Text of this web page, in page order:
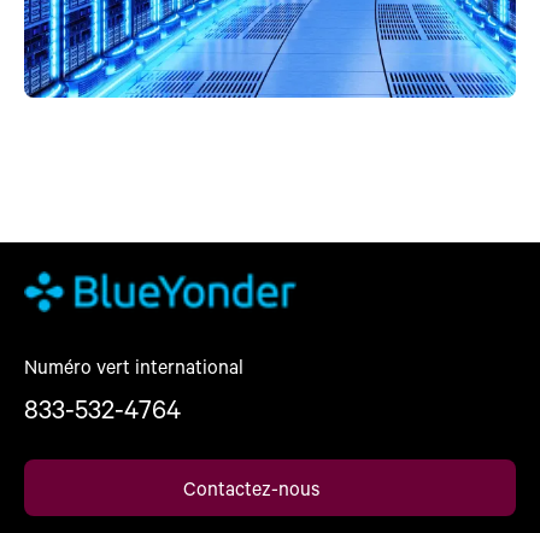
Numéro vert international
833-532-4764
Contactez-nous